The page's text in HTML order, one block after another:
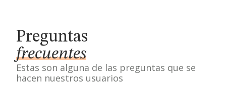
Preguntas
frecuentes
Estas son alguna de las preguntas que se
hacen nuestros usuarios